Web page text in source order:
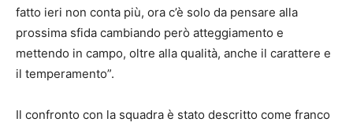
fatto ieri non conta più, ora c’è solo da pensare alla
prossima sfida cambiando però atteggiamento e
mettendo in campo, oltre alla qualità, anche il carattere e
il temperamento”.
Il confronto con la squadra è stato descritto come franco